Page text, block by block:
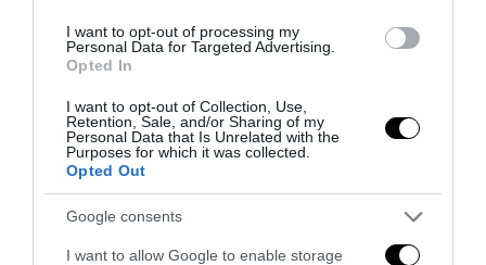
I want to opt-out of processing my
Personal Data for Targeted Advertising.
Opted In
I want to opt-out of Collection, Use,
Retention, Sale, and/or Sharing of my
Personal Data that Is Unrelated with the
Purposes for which it was collected.
Opted Out
Google consents
I want to allow Google to enable storage